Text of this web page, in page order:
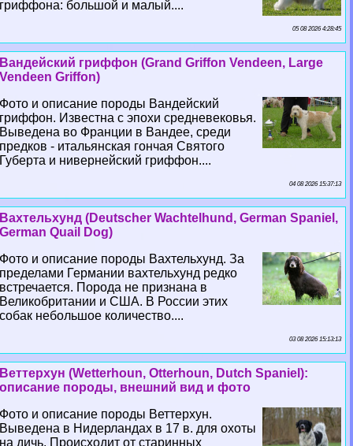
гриффона: большой и малый....
05 08 2026 4:28:45
Вандейский гриффон (Grand Griffon Vendeen, Large
Vendeen Griffon)
Фото и описание породы Вандейский
гриффон. Известна с эпохи средневековья.
Выведена во Франции в Вандее, среди
предков - итальянская гончая Святого
Губерта и нивернейский гриффон....
04 08 2026 15:37:13
Вахтельхунд (Deutscher Wachtelhund, German Spaniel,
German Quail Dog)
Фото и описание породы Вахтельхунд. За
пределами Германии вахтельхунд редко
встречается. Порода не признана в
Великобритании и США. В России этих
собак небольшое количество....
03 08 2026 15:13:13
Веттерхун (Wetterhoun, Otterhoun, Dutch Spaniel):
описание породы, внешний вид и фото
Фото и описание породы Веттерхун.
Выведена в Нидерландах в 17 в. для охоты
на дичь. Происходит от старинных